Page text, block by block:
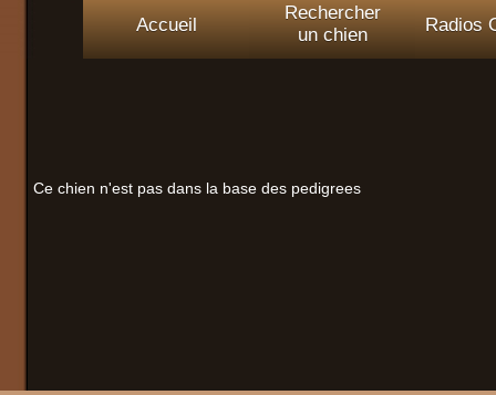
Accueil
Rechercher
un chien
Radios
Ce chien n'est pas dans la base des pedigrees